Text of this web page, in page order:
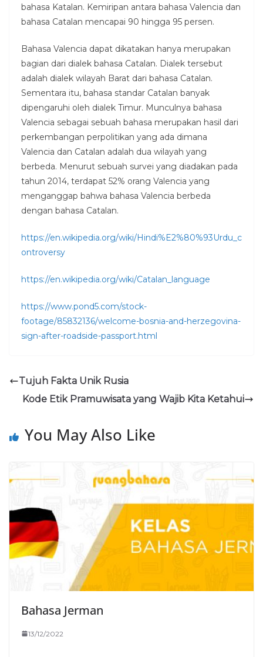
bahasa Katalan. Kemiripan antara bahasa Valencia dan
bahasa Catalan mencapai 90 hingga 95 persen.
Bahasa Valencia dapat dikatakan hanya merupakan
bagian dari dialek bahasa Catalan. Dialek tersebut
adalah dialek wilayah Barat dari bahasa Catalan.
Sementara itu, bahasa standar Catalan banyak
dipengaruhi oleh dialek Timur. Munculnya bahasa
Valencia sebagai sebuah bahasa merupakan hasil dari
perkembangan perpolitikan yang ada dimana
Valencia dan Catalan adalah dua wilayah yang
berbeda. Menurut sebuah survei yang diadakan pada
tahun 2014, terdapat 52% orang Valencia yang
menganggap bahwa bahasa Valencia berbeda
dengan bahasa Catalan.
https://en.wikipedia.org/wiki/Hindi%E2%80%93Urdu_c
ontroversy
https://en.wikipedia.org/wiki/Catalan_language
https://www.pond5.com/stock-
footage/85832136/welcome-bosnia-and-herzegovina-
sign-after-roadside-passport.html
Tujuh Fakta Unik Rusia
Kode Etik Pramuwisata yang Wajib Kita Ketahui
You May Also Like
Bahasa Jerman
13/12/2022